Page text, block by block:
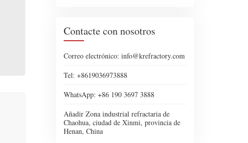
Contacte con nosotros
Correo electrónico: info@krefractory.com
Tel: +8619036973888
WhatsApp: +86 190 3697 3888
Añadir Zona industrial refractaria de
Chaohua, ciudad de Xinmi, provincia de
Henan, China